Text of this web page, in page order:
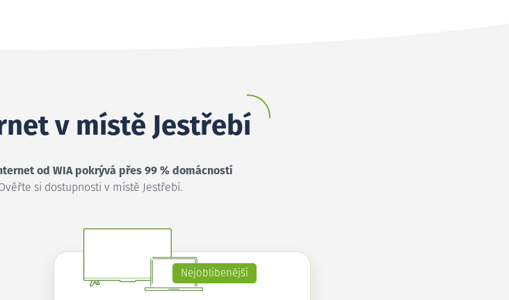
v místě Jestřebí
od WIA pokrývá přes 99 % domácností
si dostupnosti v místě Jestřebí.
Nejoblíbenější